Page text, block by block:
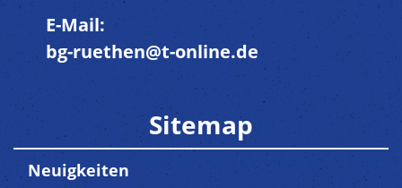
E-Mail:
bg-ruethen@t-online.de
Sitemap
Neuigkeiten